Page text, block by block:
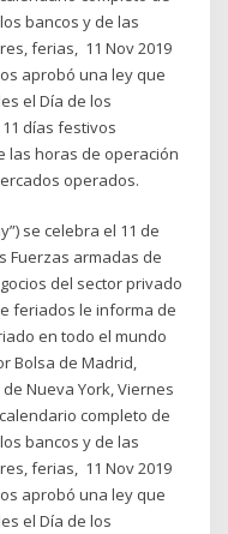
bancos y de las
ferias, 11 Nov 2019
aprobó una ley que
el Día de los
días festivos
las horas de operación
operados.
se celebra el 11 de
Fuerzas armadas de
del sector privado
feriados le informa de
en todo el mundo
Bolsa de Madrid,
Nueva York, Viernes
completo de
bancos y de las
ferias, 11 Nov 2019
aprobó una ley que
el Día de los